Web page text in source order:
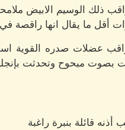
ذلك الوسيم الابيض
أقل ما يقال انها راقصة
عضلات صدره القوية
بصوت مبحوح وتحدثت
قائلة بنبرة راغبة